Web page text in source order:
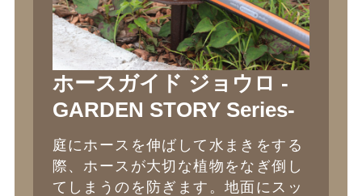
ホースガイド ジョウロ -
GARDEN STORY Series-
庭にホースを伸ばして水まきをする
際、ホースが大切な植物をなぎ倒し
てしまうのを防ぎます。地面にスッ